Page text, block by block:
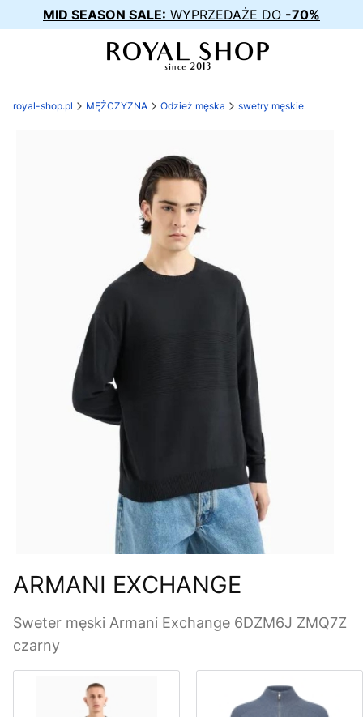
MID SEASON SALE: WYPRZEDAŻE DO -70%
royal-shop.pl MĘŻCZYZNA Odzież męska swetry męskie
ARMANI EXCHANGE
Sweter męski Armani Exchange 6DZM6J ZMQ7Z
czarny